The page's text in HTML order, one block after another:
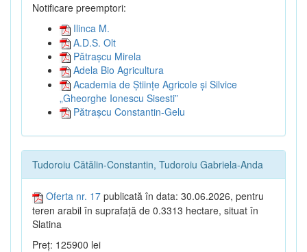
Notificare preemptori:
Ilinca M.
A.D.S. Olt
Pătrașcu Mirela
Adela Bio Agricultura
Academia de Științe Agricole și Silvice
„Gheorghe Ionescu Sisesti”
Pătrașcu Constantin-Gelu
Tudoroiu Cătălin-Constantin, Tudoroiu Gabriela-Anda
Oferta nr. 17 publicată în data: 30.06.2026, pentru
teren arabil în suprafață de 0.3313 hectare, situat în
Slatina
Preț: 125900 lei